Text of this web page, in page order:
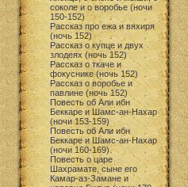
соколе и о воробье (ночи
150-152)
Рассказ про ежа и вяхиря
(ночь 152)
Рассказ о купце и двух
злодеях (ночь 152)
Рассказ о ткаче и
фокуснике (ночь 152)
Рассказ о воробье и
павлине (ночь 152)
Повесть об Али ибн
Беккаре и Шамс-ан-Нахар
(ночи 153-159)
Повесть об Али ибн
Беккаре и Шамс-ан-Нахар
(ночи 160-169)
Повесть о царе
Шахрамате, сыне его
Камар-аз-Замане и